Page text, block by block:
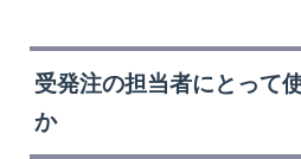
受発注の担当者にとって
か